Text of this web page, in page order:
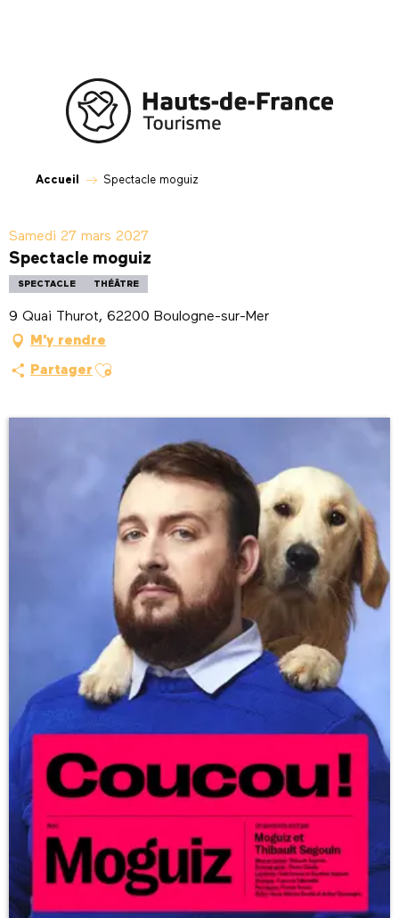
Accueil Spectacle moguiz
Samedi 27 mars 2027
Spectacle moguiz
SPECTACLE THÉÂTRE
9 Quai Thurot, 62200 Boulogne-sur-Mer
M'y rendre
Partager Ajouter aux favoris